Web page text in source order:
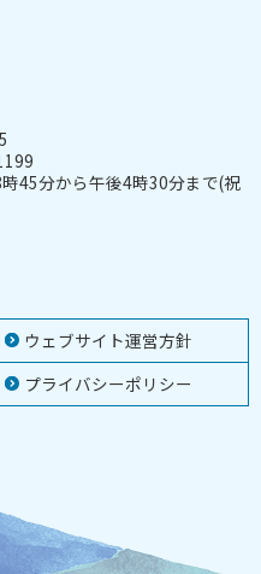
ウェブサイト運営方針
プライバシーポリシー
45分から午後4時30分まで(祝